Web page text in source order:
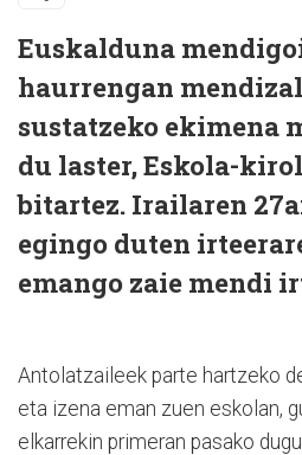
Euskalduna
haurrengan
sustatzeko ekimena
du laster, Eskola-
bitartez. Irailaren
egingo duten
emango zaie mendi
Antolatzaileek parte hartzeko
eta izena eman zuen eskolan,
elkarrekin primeran pasako dugu